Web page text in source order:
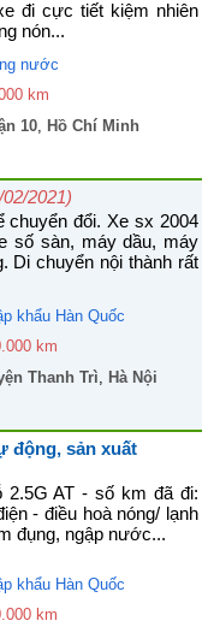
đi cực tiết kiệm nhiên
nón...
nước
km
10, Hồ Chí Minh
2021)
chuyển đổi. Xe sx 2004
số sàn, máy dầu, máy
Di chuyển nội thành rất
khẩu Hàn Quốc
km
Thanh Trì, Hà Nội
động, sản xuất
2.5G AT - số km đã đi:
- điều hoà nóng/ lạnh
đụng, ngập nước...
khẩu Hàn Quốc
km